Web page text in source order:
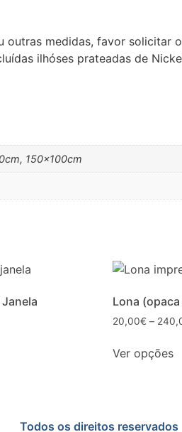
outras medidas, favor
ilhóses prateadas de
150x100cm
Lona
20,00€ –
Ver opções
Todos os direitos reservados